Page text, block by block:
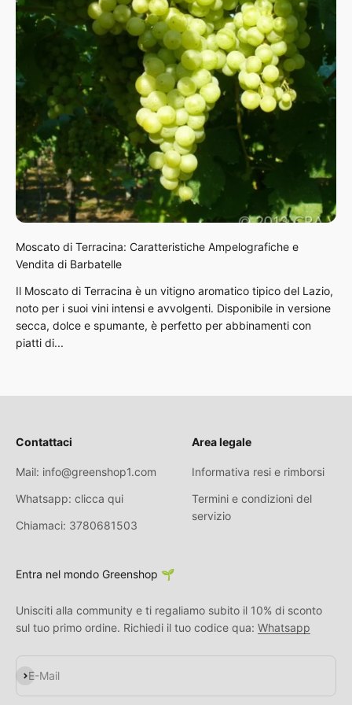
Moscato di Terracina: Caratteristiche Ampelografiche e
Vendita di Barbatelle
Il Moscato di Terracina è un vitigno aromatico tipico del Lazio,
noto per i suoi vini intensi e avvolgenti. Disponibile in versione
secca, dolce e spumante, è perfetto per abbinamenti con
piatti di...
Contattaci
Mail: info@greenshop1.com
Whatsapp: clicca qui
Chiamaci: 3780681503
Area legale
Informativa resi e rimborsi
Termini e condizioni del
servizio
Entra nel mondo Greenshop 🌱
Unisciti alla community e ti regaliamo subito il 10% di sconto
sul tuo primo ordine. Richiedi il tuo codice qua: Whatsapp
E-Mail
Abonnieren